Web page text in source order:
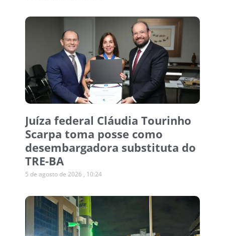
Juíza federal Cláudia Tourinho
Scarpa toma posse como
desembargadora substituta do
TRE-BA
5 de agosto de 2026 10:24